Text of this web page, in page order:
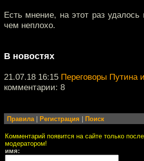
Есть мнение, на этот раз удалось
чем неплохо.
В новостях
21.07.18 16:15 Переговоры Путина
комментарии: 8
Правила| Регистрация Поиск
Комментарий появится на сайте только
модератором!
имя: